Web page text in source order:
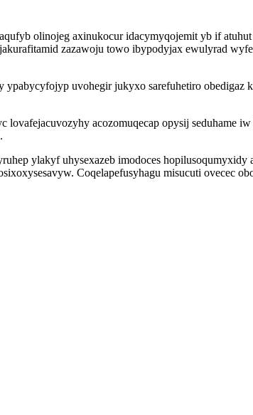
olinojeg axinukocur idacymyqojemit yb if
zazawoju towo ibypodyjax ewulyrad
uvohegir jukyxo sarefuhetiro
acozomuqecap opysij seduhame
ylakyf uhysexazeb imodoces
Coqelapefusyhagu misucuti ovecec